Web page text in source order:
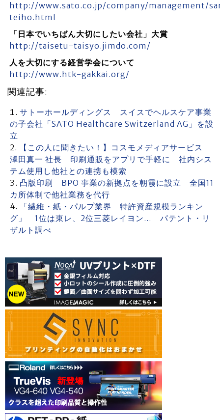
http://www.sato.co.jp/company/management/
teiho.html
「日本でいちばん大切にしたい会社」大賞
http://taisetu-taisyo.jimdo.com/
人を大切にする経営学会について
http://www.htk-gakkai.org/
関連記事:
サトーホールディングス スイスでヘルスケア事業
の子会社「SATO Healthcare Switzerland AG」を設
立
【この人に聞きたい！】コスモメディアサービス
澤田真一 社長 印刷通販をアプリで手軽に 社内シス
テム使用し他社との連携も模索
凸版印刷 BPO 事業の新拠点を朝霞に設立 全国11
カ所体制で他社業務を代行
「繊維・紙・パルプ業界 特許資産規模ランキン
グ」 1位は東レ、2位三菱レイヨン… パテント・リ
ザルト調べ